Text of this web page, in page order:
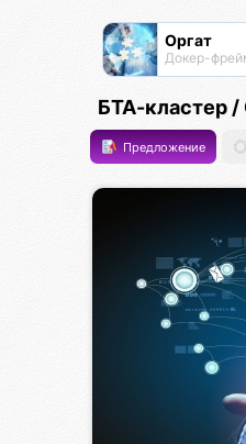
Оргат
Докер-
БТА-кластер /
Предложение